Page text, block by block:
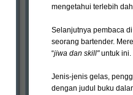
mengetahui terlebih
Selanjutnya pembaca
seorang bartender.
“jiwa dan skill"untuk ini.
Jenis-jenis gelas,
dengan judul buku